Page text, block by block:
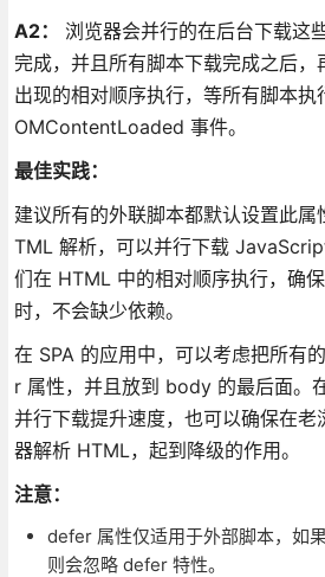
A2：
浏览器会并行的在后台下载这
完成，并且所有脚本下载完成之后
出现的相对顺序执行，等所有脚本
OMContentLoaded 事件。
最佳实践：
建议所有的外联脚本都默认设置此
TML 解析，可以并行下载
们在 HTML 中的相对顺序执行，确
时，不会缺少依赖。
在 SPA 的应用中，可以考虑把所有
r 属性，并且放到 body 的最后面。
并行下载提升速度，也可以确保在老
器解析 HTML，起到降级的作用。
注意：
defer 属性仅适用于外部脚本，如
则会忽略 defer 特性。